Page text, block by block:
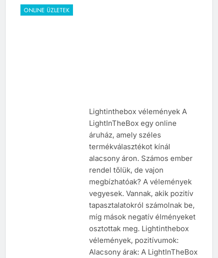
ONLINE ÜZLETEK
Lightinthebox vélemények A
LightInTheBox egy online
áruház, amely széles
termékválasztékot kínál
alacsony áron. Számos ember
rendel tőlük, de vajon
megbízhatóak? A vélemények
vegyesek. Vannak, akik pozitív
tapasztalatokról számolnak be,
míg mások negatív élményeket
osztottak meg. Lightinthebox
vélemények, pozitívumok:
Alacsony árak: A LightInTheBox